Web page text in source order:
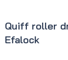
Quiff roller
Efalock